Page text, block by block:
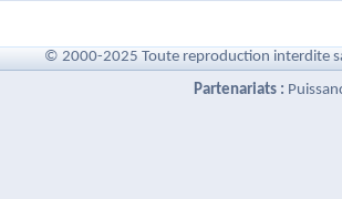
© 2000-2025 Toute reproduction interdite
Partenariats :